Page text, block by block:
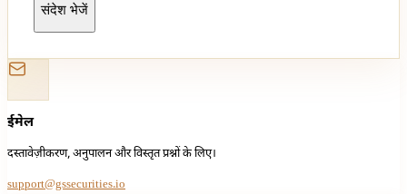
संदेश भेजें
ईमेल
दस्तावेज़ीकरण, अनुपालन और विस्तृत प्रश्नों के लिए।
support@gssecurities.io